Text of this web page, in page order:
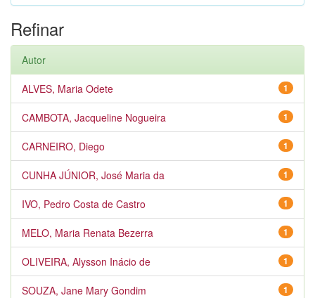
Refinar
Autor
1
ALVES, Maria Odete
1
CAMBOTA, Jacqueline Nogueira
1
CARNEIRO, Diego
1
CUNHA JÚNIOR, José Maria da
1
IVO, Pedro Costa de Castro
1
MELO, Maria Renata Bezerra
1
OLIVEIRA, Alysson Inácio de
1
SOUZA, Jane Mary Gondim